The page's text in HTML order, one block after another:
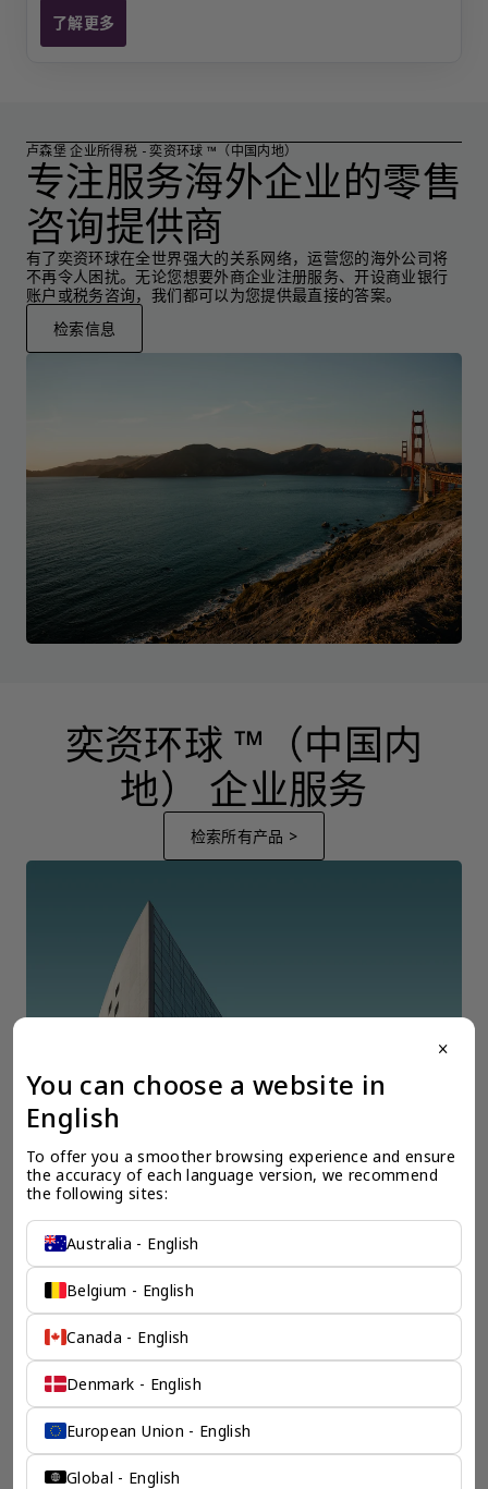
了解更多
卢森堡 税务简报
卢森堡 企业所得税 - 奕资环球 ™（中国内地）
专注服务海外企业的零售
咨询提供商
有了奕资环球在全世界强大的关系网络，运营您的海外公司将
不再令人困扰。无论您想要外商企业注册服务、开设商业银行
账户或税务咨询，我们都可以为您提供最直接的答案。
检索信息
奕资环球 ™（中国内
地） 企业服务
检索所有产品 >
全球公司注册
我们的海外公司专家清楚的了解开设公司所需的必要材料，时间投入，所
需资本，以及其它政府规定的必须流程。我们会为您清楚的勾勒出您预期
检索产品 >
chevron_left
close
You can choose a website in
English
To offer you a smoother browsing experience and ensure
the accuracy of each language version, we recommend
the following sites:
Australia - English
Belgium - English
Canada - English
Denmark - English
European Union - English
Global - English